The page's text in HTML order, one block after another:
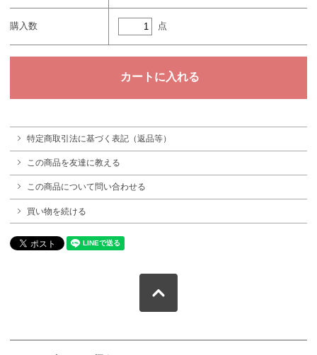
購入数 点
特定商取引法に基づく表記（返品等）
この商品を友達に教える
この商品について問い合わせる
買い物を続ける